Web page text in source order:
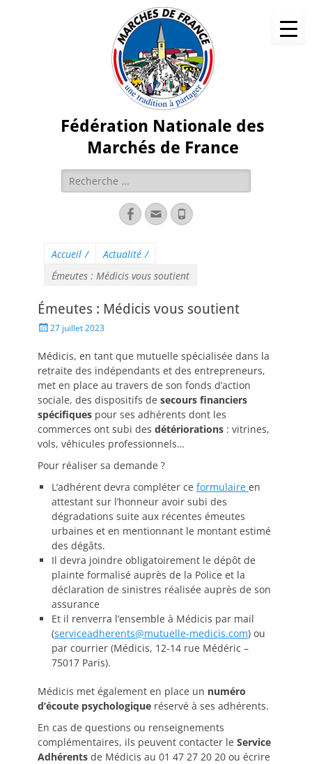
Fédération Nationale des
Marchés de France
Accueil / Actualité /
Émeutes : Médicis vous soutient
Émeutes : Médicis vous soutient
27 juillet 2023
Médicis, en tant que mutuelle spécialisée dans la
retraite des indépendants et des entrepreneurs,
met en place au travers de son fonds d’action
sociale, des dispositifs de secours financiers
spécifiques pour ses adhérents dont les
commerces ont subi des détériorations : vitrines,
vols, véhicules professionnels…
Pour réaliser sa demande ?
L’adhérent devra compléter ce formulaire en
attestant sur l’honneur avoir subi des
dégradations suite aux récentes émeutes
urbaines et en mentionnant le montant estimé
des dégâts.
Il devra joindre obligatoirement le dépôt de
plainte formalisé auprès de la Police et la
déclaration de sinistres réalisée auprès de son
assurance
Et il renverra l’ensemble à Médicis par mail
(serviceadherents@mutuelle-medicis.com) ou
par courrier (Médicis, 12-14 rue Médéric –
75017 Paris).
Médicis met également en place un numéro
d’écoute psychologique réservé à ses adhérents.
En cas de questions ou renseignements
complémentaires, ils peuvent contacter le Service
Adhérents de Médicis au 01 47 27 20 20 ou écrire